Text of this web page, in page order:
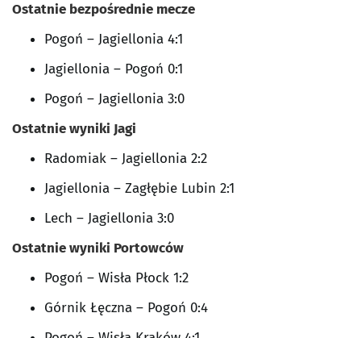
Ostatnie bezpośrednie mecze
Pogoń – Jagiellonia 4:1
Jagiellonia – Pogoń 0:1
Pogoń – Jagiellonia 3:0
Ostatnie wyniki Jagi
Radomiak – Jagiellonia 2:2
Jagiellonia – Zagłębie Lubin 2:1
Lech – Jagiellonia 3:0
Ostatnie wyniki Portowców
Pogoń – Wisła Płock 1:2
Górnik Łęczna – Pogoń 0:4